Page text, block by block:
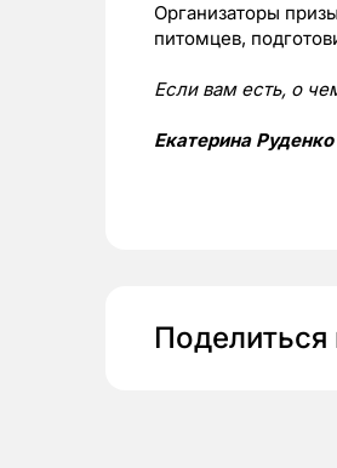
Организаторы
питомцев,
Если вам есть, о
Екатерина Руденко